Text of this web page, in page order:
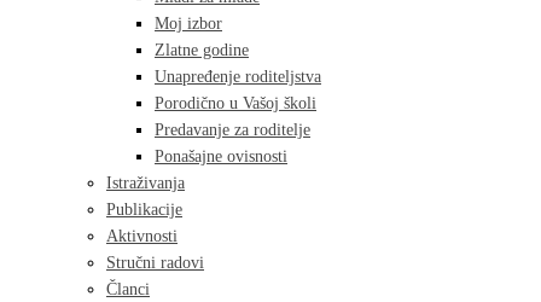
Moj izbor
Zlatne godine
Unapređenje roditeljstva
Porodično u Vašoj školi
Predavanje za roditelje
Ponašajne ovisnosti
Istraživanja
Publikacije
Aktivnosti
Stručni radovi
Članci